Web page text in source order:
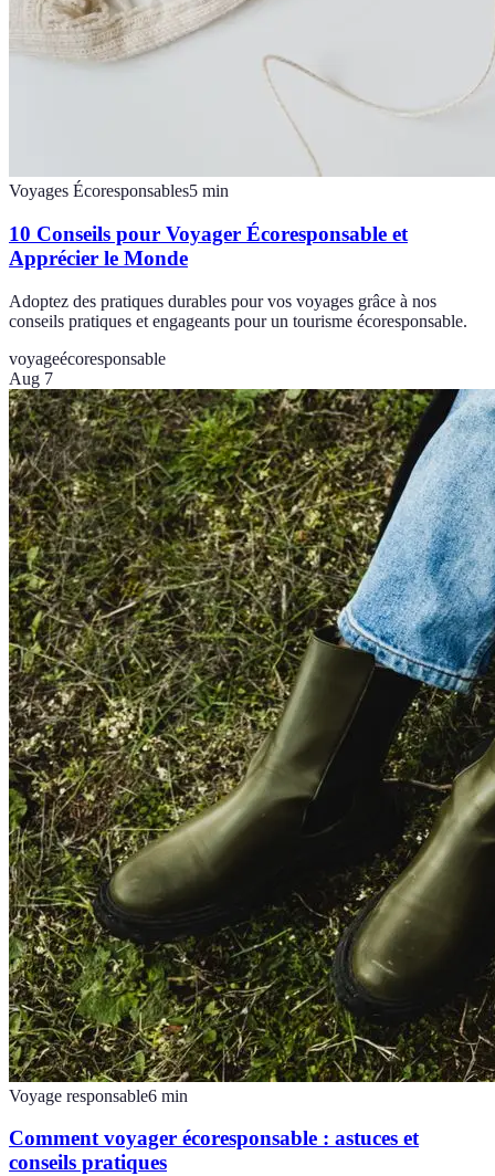
Voyages Écoresponsables5 min
10 Conseils pour Voyager Écoresponsable et
Apprécier le Monde
Adoptez des pratiques durables pour vos voyages grâce à nos
conseils pratiques et engageants pour un tourisme écoresponsable.
voyageécoresponsable
Aug 7
Voyage responsable6 min
Comment voyager écoresponsable : astuces et
conseils pratiques